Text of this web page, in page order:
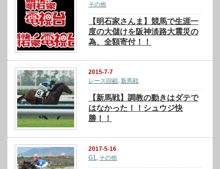
その他
【明石家さんま】競馬で生涯一
度の大儲けを阪神淡路大震災の
為、全額寄付！！
2015-7-7
レース回顧, 新馬戦
【新馬戦】調教の動きはダテで
はなかった！！シュウジ快
勝！！
2017-5-16
G1, その他